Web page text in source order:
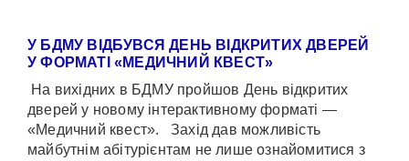
У БДМУ ВІДБУВСЯ ДЕНЬ ВІДКРИТИХ ДВЕРЕЙ
У ФОРМАТІ «МЕДИЧНИЙ КВЕСТ»
На вихідних в БДМУ пройшов День відкритих
дверей у новому інтерактивному форматі —
«Медичний квест». Захід дав можливість
майбутнім абітурієнтам не лише ознайомитися з